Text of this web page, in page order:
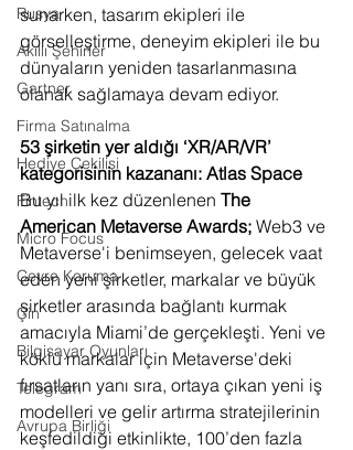
Rusya
Akıllı Şehirler
Gartner
Firma Satınalma
Hediye Çekilişi
Fintech
Micro Focus
Çevre Koruma
Çin
Bilgisayar Oyunları
Telegram
Avrupa Birliği
sunarken, tasarım ekipleri ile
görselleştirme, deneyim ekipleri ile bu
dünyaların yeniden tasarlanmasına
olanak sağlamaya devam ediyor.
53 şirketin yer aldığı ‘XR/AR/VR’
kategorisinin kazananı: Atlas Space
Bu yıl ilk kez düzenlenen The
American Metaverse Awards; Web3 ve
Metaverse'i benimseyen, gelecek vaat
eden yeni şirketler, markalar ve büyük
şirketler arasında bağlantı kurmak
amacıyla Miami’de gerçekleşti. Yeni ve
köklü markalar için Metaverse'deki
fırsatların yanı sıra, ortaya çıkan yeni iş
modelleri ve gelir artırma stratejilerinin
keşfedildiği etkinlikte, 100’den fazla